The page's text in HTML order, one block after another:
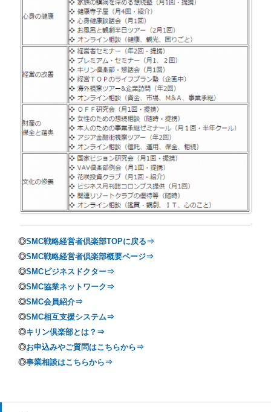
◎SMC戦略経営者倶楽部TOPに戻る⇒
◎SMC戦略経営者倶楽部概要ページ⇒
◎SMCビジネスドクター⇒
◎SMC協業ネットワーク⇒
◎SMC会員紹介⇒
◎SMC相互支援システム⇒
◎キリン倶楽部とは？⇒
◎お申込みやご質問はこちらから⇒
◎事業相談はこちらから⇒